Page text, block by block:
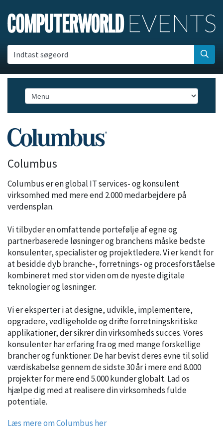
Indtast søgeord
Columbus
Columbus er en global IT services- og konsulent
virksomhed med mere end 2.000 medarbejdere på
verdensplan.
Vi tilbyder en omfattende portefølje af egne og
partnerbaserede løsninger og branchens måske bedste
konsulenter, specialister og projektledere. Vi er kendt for
at besidde dyb branche-, forretnings- og procesforståelse
kombineret med stor viden om de nyeste digitale
teknologier og løsninger.
Vi er eksperter i at designe, udvikle, implementere,
opgradere, vedligeholde og drifte forretningskritiske
applikationer, der sikrer din virksomheds succes. Vores
konsulenter har erfaring fra og med mange forskellige
brancher og funktioner. De har bevist deres evne til solid
værdiskabelse gennem de sidste 30 år i mere end 8.000
projekter for mere end 5.000 kunder globalt. Lad os
hjælpe dig med at realisere din virksomheds fulde
potentiale.
Læs mere om Columbus her